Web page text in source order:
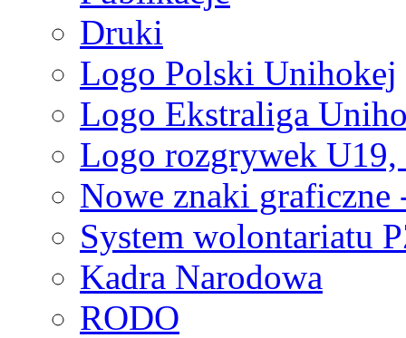
Druki
Logo Polski Unihokej
Logo Ekstraliga
Logo rozgrywek
Nowe znaki graficzne
System wolontariatu
Kadra Narodowa
RODO